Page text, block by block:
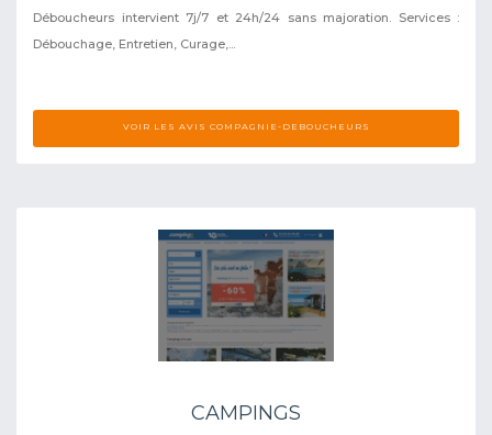
Déboucheurs intervient 7j/7 et 24h/24 sans majoration. Services :
Débouchage, Entretien, Curage,...
VOIR LES AVIS COMPAGNIE-DEBOUCHEURS
CAMPINGS